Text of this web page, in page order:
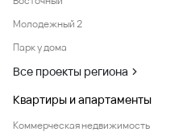
Молодежный 2
Парк у дома
Все проекты региона
Квартиры и апартаменты
Коммерческая недвижимость